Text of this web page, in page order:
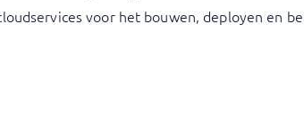
voor het bouwen, deployen en